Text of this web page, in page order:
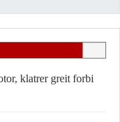
klatrer greit forbi